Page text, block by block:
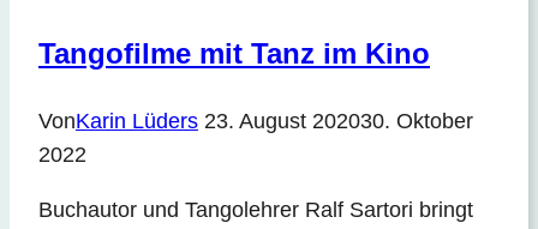
Tangofilme mit Tanz im Kino
VonKarin Lüders 23. August 202030. Oktober
2022
Buchautor und Tangolehrer Ralf Sartori bringt